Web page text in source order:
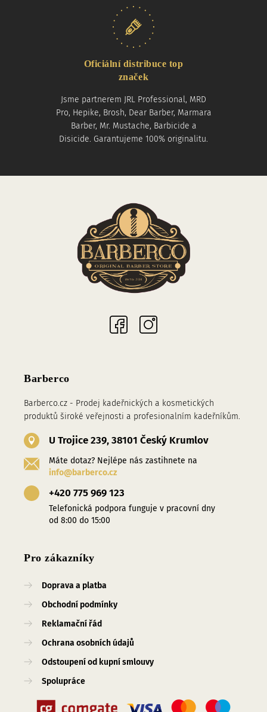
Oficiální distribuce top
značek
Jsme partnerem JRL Professional, MRD
Pro, Hepike, Brosh, Dear Barber, Marmara
Barber, Mr. Mustache, Barbicide a
Disicide. Garantujeme 100% originalitu.
Barberco
Barberco.cz - Prodej kadeřnických a kosmetických
produktů široké veřejnosti a profesionalním kadeřníkům.
U Trojice 239, 38101 Český Krumlov
Máte dotaz? Nejlépe nás zastihnete na
info@barberco.cz
+420 775 969 123
Telefonická podpora funguje v pracovní dny
od 8:00 do 15:00
Pro zákazníky
Doprava a platba
Obchodní podmínky
Reklamační řád
Ochrana osobních údajů
Odstoupení od kupní smlouvy
Spolupráce